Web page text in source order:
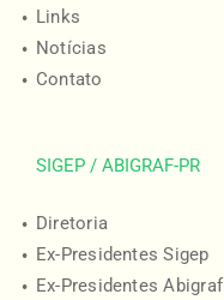
Links
Notícias
Contato
SIGEP / ABIGRAF-PR
Diretoria
Ex-Presidentes Sigep
Ex-Presidentes Abigraf